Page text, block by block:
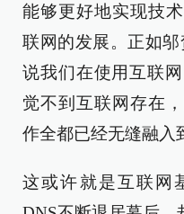
能够更好地实现技
联网的发展。正如
说我们在使用互联
觉不到互联网存在
作全都已经无缝融入
这或许就是互联